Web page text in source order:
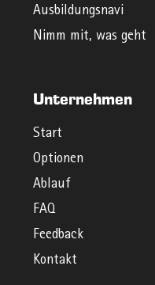
Ausbildungsnavi
Nimm mit, was geht
Unternehmen
Start
Optionen
Ablauf
FAQ
Feedback
Kontakt